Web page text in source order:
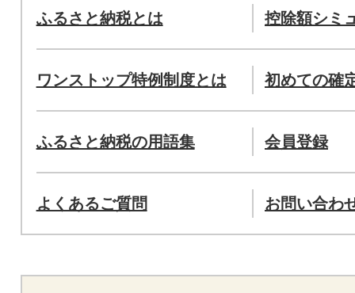
ふるさと納税とは 控除額シミ
ワンストップ特例制度とは 初めての確
ふるさと納税の用語集 会員登録
よくあるご質問 お問い合わ